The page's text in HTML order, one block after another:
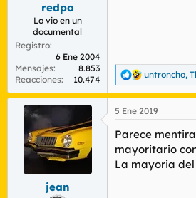
redpo
Lo vio en un
documental
Registro
6 Ene 2004
Mensajes
8.853
Reacciones
10.474
R
e
a
c
i
o
e
untroncho,
jean
5 Ene 2019
Parece
mayoritario
La mayoria del